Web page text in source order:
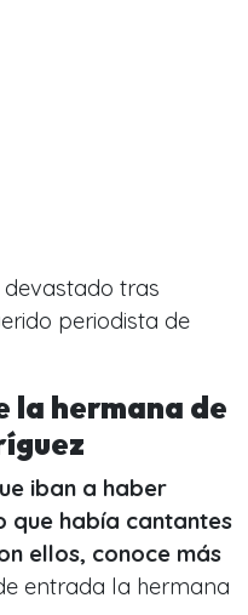
devastado tras
periodista de
la hermana de
iban a haber
que había cantantes
ellos, conoce más
entrada la hermana